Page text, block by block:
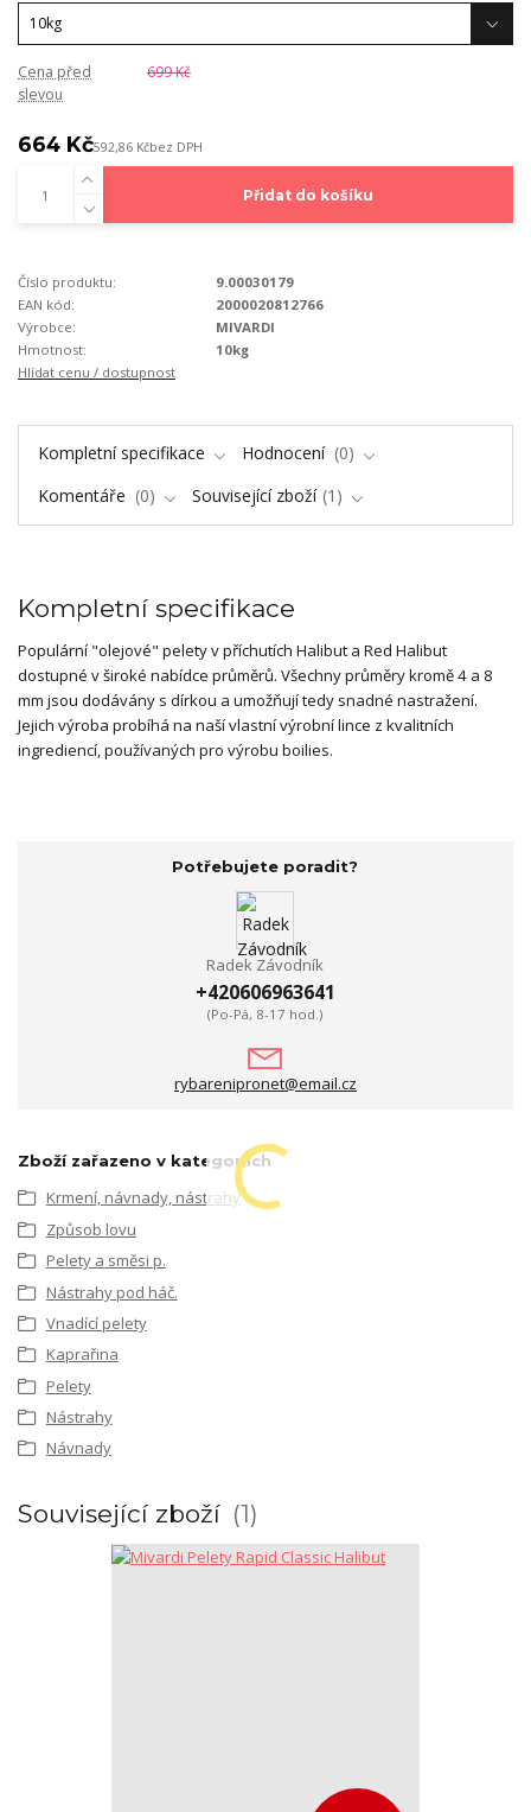
Cena před
slevou
699 Kč
664 Kč592,86 Kčbez DPH
Přidat do košíku
Číslo produktu:
9.00030179
EAN kód:
2000020812766
Výrobce:
MIVARDI
Hmotnost:
10kg
Hlídat cenu / dostupnost
Kompletní specifikace Hodnocení
0
Komentáře
0 Související zboží 1
Kompletní specifikace
Populární "olejové" pelety v příchutích Halibut a Red Halibut
dostupné v široké nabídce průměrů. Všechny průměry kromě 4 a 8
mm jsou dodávány s dírkou a umožňují tedy snadné nastražení.
Jejich výroba probíhá na naší vlastní výrobní lince z kvalitních
ingrediencí, používaných pro výrobu boilies.
Potřebujete poradit?
Radek Závodník
+420606963641
(Po-Pá, 8-17 hod.)
rybarenipronet@email.cz
Zboží zařazeno v kategoriích
Krmení, návnady, nástrahy
Způsob lovu
Pelety a směsi p.
Nástrahy pod háč.
Vnadící pelety
Kaprařina
Pelety
Nástrahy
Návnady
Související zboží 1